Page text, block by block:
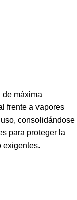
máxima
frente a vapores
consolidándose
para proteger la
exigentes.